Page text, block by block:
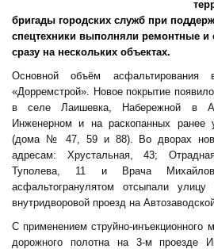
бригады городских служб при
спецтехники выполняли ремонтные и
сразу на нескольких объектах.
Основной объём
«Дорремстрой». Новое покрытие
в селе Лаишевка, Набережной в
Инженерном и на раскопанных ранее
(дома № 47, 59 и 88). Во дворах
адресам: Хрустальная, 43;
Туполева, 11 и Врача
асфальтогранулятом отсыпали
внутридворовой проезд на
С применением струйно-инъекционного
дорожного полотна на 3-м проезде